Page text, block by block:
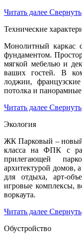
Читать далее Свернуть
Технические
Монолитный каркас
фундаментом.
мягкой мебелью и
ваших гостей. В
лоджии,
потолка и
Читать далее Свернуть
Экология
ЖК Парковый – новый
класса на ФПК с
прилегающей
архитектурой домов,
для отдыха, арт-
игровые комплексы,
воркаута.
Читать далее Свернуть
Обустройство